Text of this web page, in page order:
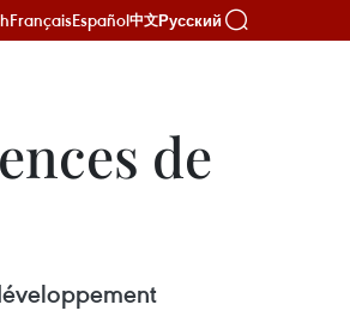
FrançaisEspañol中文Русский
de